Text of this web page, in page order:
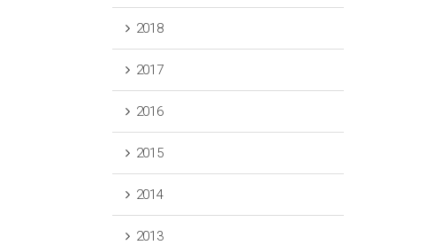
2018
2017
2016
2015
2014
2013